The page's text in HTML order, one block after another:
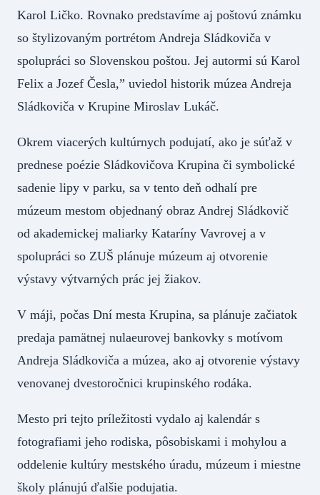
Karol Ličko. Rovnako predstavíme aj poštovú známku
so štylizovaným portrétom Andreja Sládkoviča v
spolupráci so Slovenskou poštou. Jej autormi sú Karol
Felix a Jozef Česla,” uviedol historik múzea Andreja
Sládkoviča v Krupine Miroslav Lukáč.
Okrem viacerých kultúrnych podujatí, ako je súťaž v
prednese poézie Sládkovičova Krupina či symbolické
sadenie lipy v parku, sa v tento deň odhalí pre
múzeum mestom objednaný obraz Andrej Sládkovič
od akademickej maliarky Kataríny Vavrovej a v
spolupráci so ZUŠ plánuje múzeum aj otvorenie
výstavy výtvarných prác jej žiakov.
V máji, počas Dní mesta Krupina, sa plánuje začiatok
predaja pamätnej nulaeurovej bankovky s motívom
Andreja Sládkoviča a múzea, ako aj otvorenie výstavy
venovanej dvestoročnici krupinského rodáka.
Mesto pri tejto príležitosti vydalo aj kalendár s
fotografiami jeho rodiska, pôsobiskami i mohylou a
oddelenie kultúry mestského úradu, múzeum i miestne
školy plánujú ďalšie podujatia.